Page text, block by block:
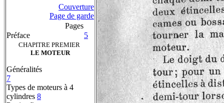
Couverture
Page de garde
Pages
Préface 5
CHAPITRE PREMIER
LE MOTEUR
Généralités
7
Types de moteurs à 4
cylindres 8